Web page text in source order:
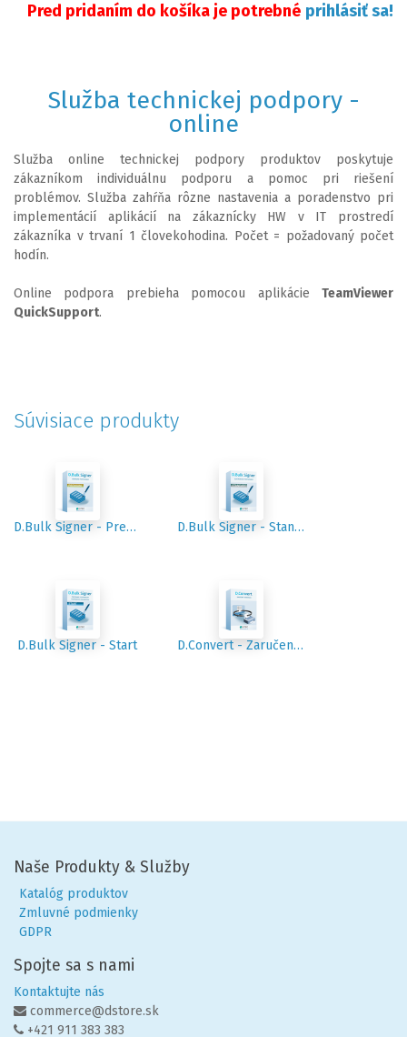
Pred pridaním do košíka je potrebné prihlásiť sa!
Služba technickej podpory -
online
Služba online technickej podpory produktov poskytuje
zákazníkom individuálnu podporu a pomoc pri riešení
problémov. Služba zahŕňa rôzne nastavenia a poradenstvo pri
implementácií aplikácií na zákaznícky HW v IT prostredí
zákazníka v trvaní 1 človekohodina. Počet = požadovaný počet
hodín.
Online podpora prebieha pomocou aplikácie TeamViewer
QuickSupport.
Súvisiace produkty
D.Bulk Signer - Premium D.Bulk Signer - Standard
D.Bulk Signer - Start D.Convert - Zaručená konverzia
Naše Produkty & Služby
Katalóg produktov
Zmluvné podmienky
GDPR
Spojte sa s nami
Kontaktujte nás
commerce@dstore.sk
+421 911 383 383